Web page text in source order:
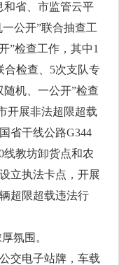
和省、市监管云平
公开”联合抽查工
”检查工作，其中1
合检查、5次支队专
机、一公开”检查
开展非法超限超载
省干线公路G344
线教坊卸货点和农
立执法卡点，开展
超限超载违法行
氛围。
交电子站牌，车载